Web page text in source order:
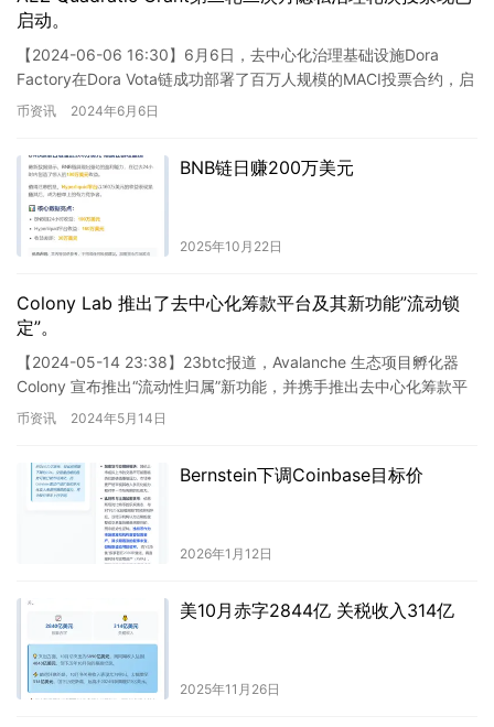
启动。
【2024-06-06 16:30】6月6日，去中心化治理基础设施Dora
Factory在Dora Vota链成功部署了百万人规模的MACI投票合约，启
动了AEZ Quadrat…
币资讯 2024年6月6日
BNB链日赚200万美元
2025年10月22日
Colony Lab 推出了去中心化筹款平台及其新功能”流动锁
定”。
【2024-05-14 23:38】23btc报道，Avalanche 生态项目孵化器
Colony 宣布推出“流动性归属”新功能，并携手推出去中心化筹款平
台。该平台的目标是使早期…
币资讯 2024年5月14日
Bernstein下调Coinbase目标价
2026年1月12日
美10月赤字2844亿 关税收入314亿
2025年11月26日